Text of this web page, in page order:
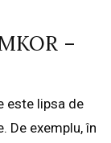
–
este lipsa de
De exemplu, în